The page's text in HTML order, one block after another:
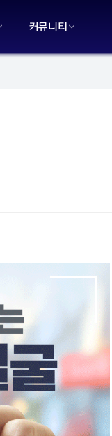
커뮤니티